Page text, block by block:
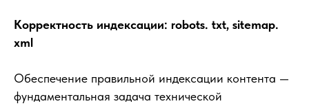
Корректность индексации: robots. txt, sitemap.
xml
Обеспечение правильной индексации контента —
фундаментальная задача технической